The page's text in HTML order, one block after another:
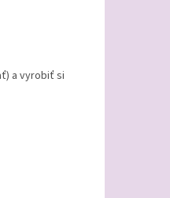
a vyrobiť si